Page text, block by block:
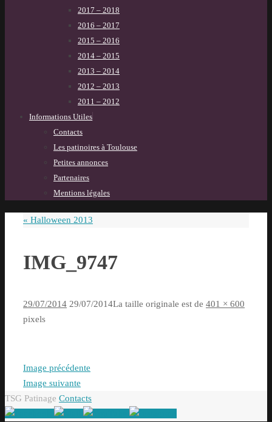
2017 – 2018
2016 – 2017
2015 – 2016
2014 – 2015
2013 – 2014
2012 – 2013
2011 – 2012
Informations Utiles
Contacts
Les patinoires à Toulouse
Petites annonces
Partenaires
Mentions légales
« Halloween 2013
IMG_9747
29/07/2014 29/07/2014La taille originale est de 401 × 600
pixels
Image précédente
Image suivante
TSG Patinage Contacts